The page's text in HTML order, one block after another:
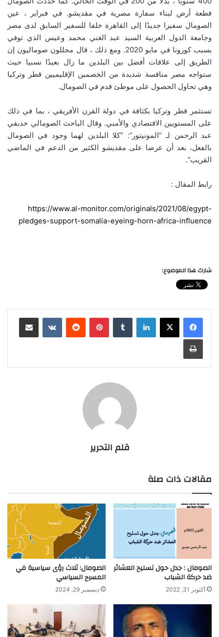
قطعة أرض لبناء سفارة مصرية في مقديشو. في فبراير ، عين
الصومال سفيرا جديدًا إلى القاهرة خلفا للسفير السابق لدى مصر
وجامعة الدول العربية السيد عبد الغني محمد وعيس الذي توفي
بسبب كورونا في مايو 2020. ومع ذلك ، قال محللون صوماليون إن
الطريق إلى علاقات أفضل بين البلدين ما زال بعيدًا نسبيا حيث
ستواجه مصر منافسة شديدة من الخصمين الإقليميين قطر وتركيا
وهي تحاول الحصول على موطئ قدم في الصومال.
تستثمر قطر وتركيا بكثافة في دولة القرن الأفريقي ، بما في ذلك
على المستويين الاقتصادي والأمني. وقال الباحث الصومالي حديفي
عبد الرحمن لـ “المونيتور”: “كلا البلدين لهما وجود في الصومال
بالفعل، بعد أن عرضا على مقديشو الكثير من الدعم في الماضي
القريب”.
رابط المقال :
https://www.al-monitor.com/originals/2021/08/egypt-
pledges-support-somalia-eyeing-horn-africa-influence
شارك هذا الموضوع:
لينكدإن بينتيريست
قلم التحرير
مقالات ذات صلة
الصومال : جدل حول تسليح العشائر
ضد حركة الشباب
أكتوبر 31, 2022
الصومال: ثلاث رؤى سياسية في
المسرح السياسي
ديسمبر 29, 2024